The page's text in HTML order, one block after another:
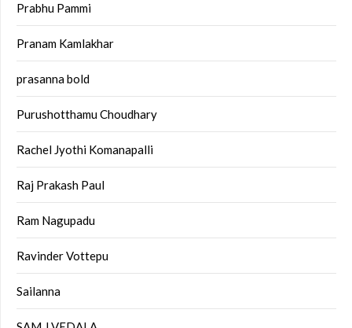
Prabhu Pammi
Pranam Kamlakhar
prasanna bold
Purushotthamu Choudhary
Rachel Jyothi Komanapalli
Raj Prakash Paul
Ram Nagupadu
Ravinder Vottepu
Sailanna